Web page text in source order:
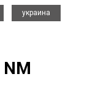
украина